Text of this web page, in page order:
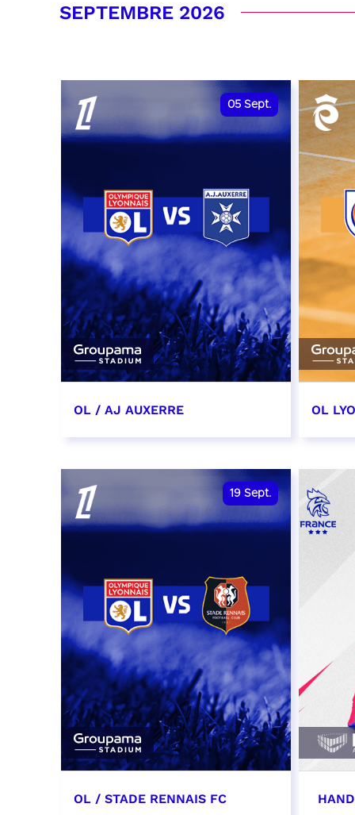
SEPTEMBRE 2026
05 Sept.
OL / AJ AUXERRE
RÉSERVER
OL
19 Sept.
OL / STADE RENNAIS FC